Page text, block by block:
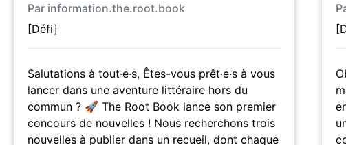
Par information.the.root.book
[Défi]
Salutations à tout·e·s, Êtes-vous prêt·e·s à vous
lancer dans une aventure littéraire hors du
commun ? 🚀 The Root Book lance son premier
concours de nouvelles ! Nous recherchons trois
nouvelles à publier dans un recueil, dont chaque